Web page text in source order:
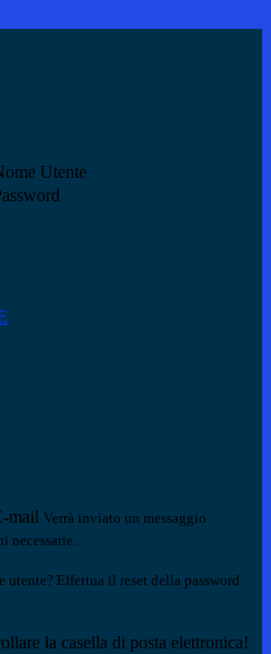
Utente
mail Verrà inviato un messaggio
necessarie.
utente? Effettua il reset della password
la casella di posta elettronica!